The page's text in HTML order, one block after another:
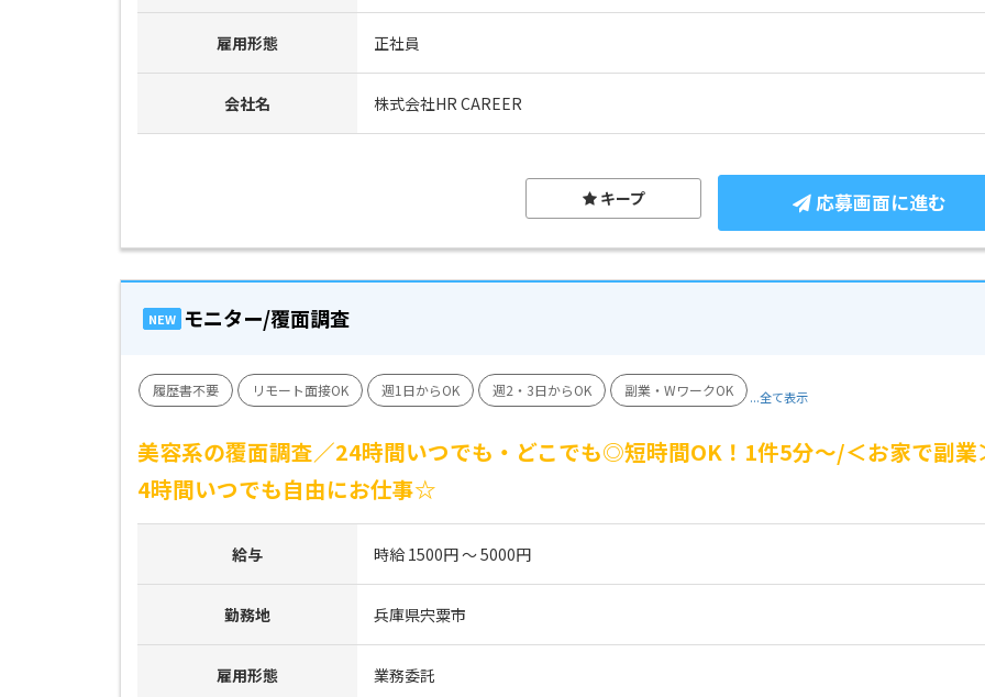
雇用形態 正社員
会社名 株式会社HR CAREER
応募画面に進む
キープ
NEW モニター/覆面調査
履歴書不要 リモート面接OK 週1日からOK 週2・3日からOK 副業・WワークOK ...全て表示
美容系の覆面調査／24時間いつでも・どこでも◎短時間OK！1件5分～/＜お家で副
4時間いつでも自由にお仕事☆
給与 時給 1500円 ～ 5000円
勤務地 兵庫県宍粟市
雇用形態 業務委託